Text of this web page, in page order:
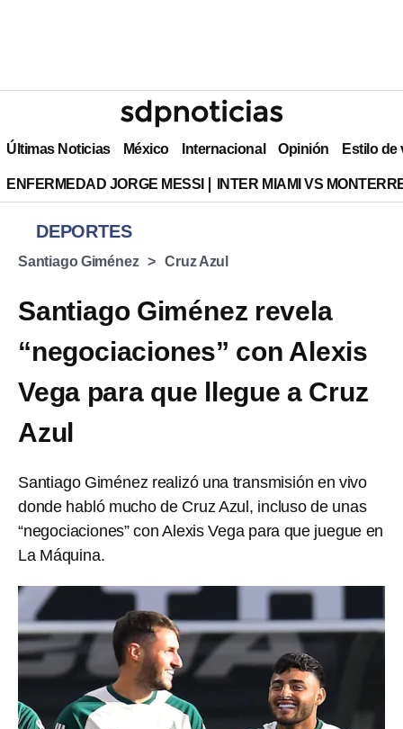
Últimas Noticias México Internacional Opinión Estilo de
ENFERMEDAD JORGE MESSI INTER MIAMI VS
DEPORTES
Santiago Giménez Cruz Azul
Santiago Giménez revela
“negociaciones” con Alexis
Vega para que llegue a Cruz
Azul
Santiago Giménez realizó una transmisión en vivo
donde habló mucho de Cruz Azul, incluso de unas
“negociaciones” con Alexis Vega para que juegue en
La Máquina.